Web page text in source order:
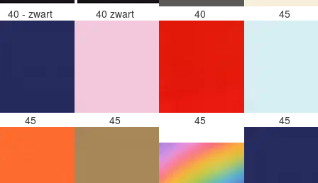
40 - zwart 40 zwart 40 45
45 45 45 45